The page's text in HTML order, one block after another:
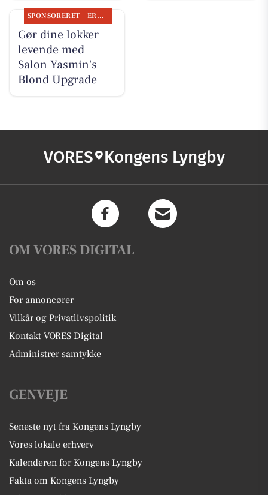
SPONSORERET ERHVERV
Gør dine lokker
levende med
Salon Yasmin's
Blond Upgrade
VORES Kongens Lyngby
OM VORES DIGITAL
Om os
For annoncører
Vilkår og Privatlivspolitik
Kontakt VORES Digital
Administrer samtykke
GENVEJE
Seneste nyt fra Kongens Lyngby
Vores lokale erhverv
Kalenderen for Kongens Lyngby
Fakta om Kongens Lyngby